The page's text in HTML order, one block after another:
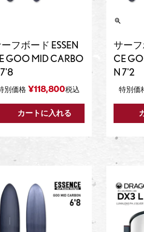
フボード ESSEN
GOO MID CARBO
別価格 ¥118,800税込
カートに入れる
サーフ
CE
N 7'2
特別価